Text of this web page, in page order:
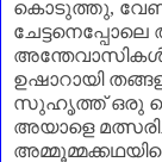
കൊടുത്തു,
ഉഷാറായി
സുഹൃത്ത് ഒരു
അയാളെ